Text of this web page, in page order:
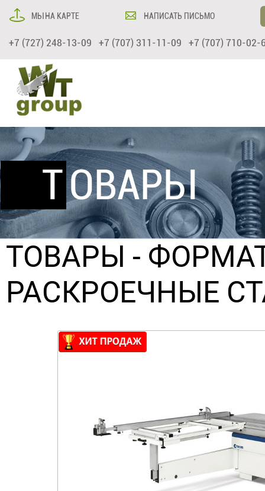
МЫ НА КАРТЕ НАПИСАТЬ ПИСЬМО
+7 (727) 248-13-09 +7 (707) 311-11-09 +7 (707) 710-02-
ТОВАРЫ
ТОВАРЫ -
РАСКРОЕЧНЫЕ